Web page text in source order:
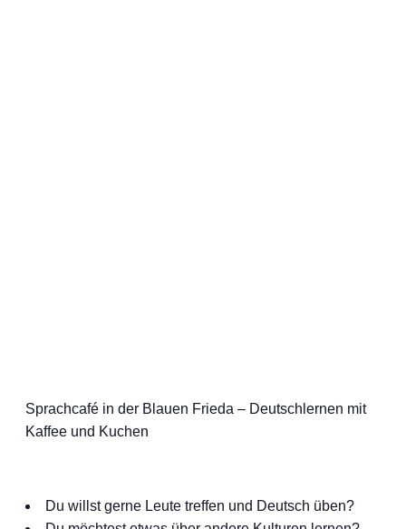
Sprachcafé in der Blauen Frieda – Deutschlernen mit
Kaffee und Kuchen
Du willst gerne Leute treffen und Deutsch üben?